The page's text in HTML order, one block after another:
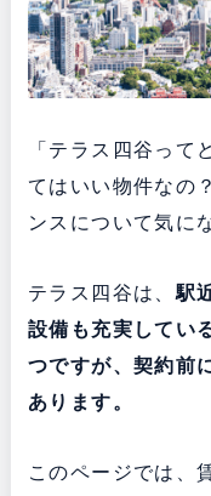
「テラス四谷って
てはいい物件なの
ンスについて気に
テラス四谷は、駅
設備も充実してい
つですが、契約前
あります。
このページでは、